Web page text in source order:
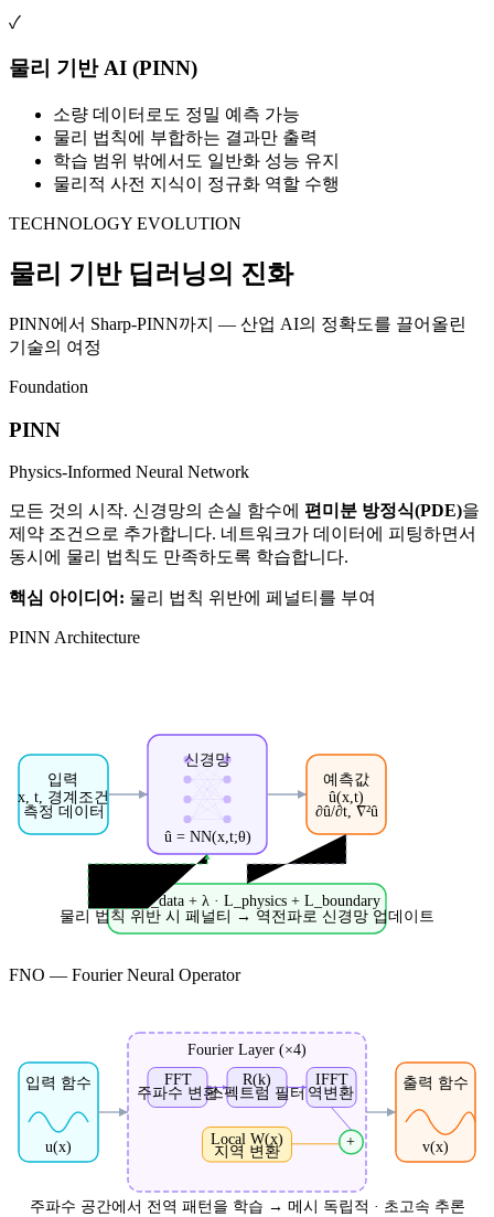
✓
물리 기반 AI (PINN)
소량 데이터로도 정밀 예측 가능
물리 법칙에 부합하는 결과만 출력
학습 범위 밖에서도 일반화 성능 유지
물리적 사전 지식이 정규화 역할 수행
TECHNOLOGY EVOLUTION
물리 기반 딥러닝의 진화
PINN에서 Sharp-PINN까지 — 산업 AI의 정확도를 끌어올린
기술의 여정
Foundation
PINN
Physics-Informed Neural Network
모든 것의 시작. 신경망의 손실 함수에 편미분 방정식(PDE)을
제약 조건으로 추가합니다. 네트워크가 데이터에 피팅하면서
동시에 물리 법칙도 만족하도록 학습합니다.
핵심 아이디어: 물리 법칙 위반에 페널티를 부여
PINN Architecture
입력
x, t, 경계조건
측정 데이터
신경망
û = NN(x,t;θ)
예측값
û(x,t)
∂û/∂t, ∇²û
L = L_data + λ · L_physics + L_boundary
물리 법칙 위반 시 페널티 → 역전파로 신경망 업데이트
FNO — Fourier Neural Operator
입력 함수
u(x)
Fourier Layer (×4)
FFT
주파수 변환
R(k)
스펙트럼 필터
IFFT
역변환
Local W(x)
지역 변환
+
출력 함수
v(x)
주파수 공간에서 전역 패턴을 학습 → 메시 독립적 · 초고속 추론